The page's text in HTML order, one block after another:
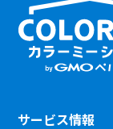
サービス情報